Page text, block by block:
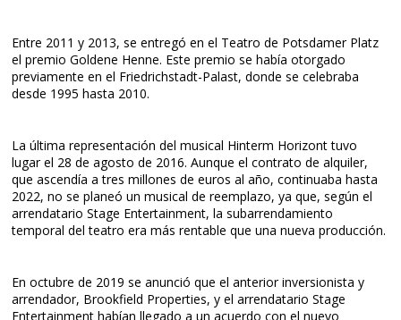
Entre 2011 y 2013, se entregó en el Teatro de Potsdamer Platz
el premio Goldene Henne. Este premio se había otorgado
previamente en el Friedrichstadt-Palast, donde se celebraba
desde 1995 hasta 2010.
La última representación del musical Hinterm Horizont tuvo
lugar el 28 de agosto de 2016. Aunque el contrato de alquiler,
que ascendía a tres millones de euros al año, continuaba hasta
2022, no se planeó un musical de reemplazo, ya que, según el
arrendatario Stage Entertainment, la subarrendamiento
temporal del teatro era más rentable que una nueva producción.
En octubre de 2019 se anunció que el anterior inversionista y
arrendador, Brookfield Properties, y el arrendatario Stage
Entertainment habían llegado a un acuerdo con el nuevo